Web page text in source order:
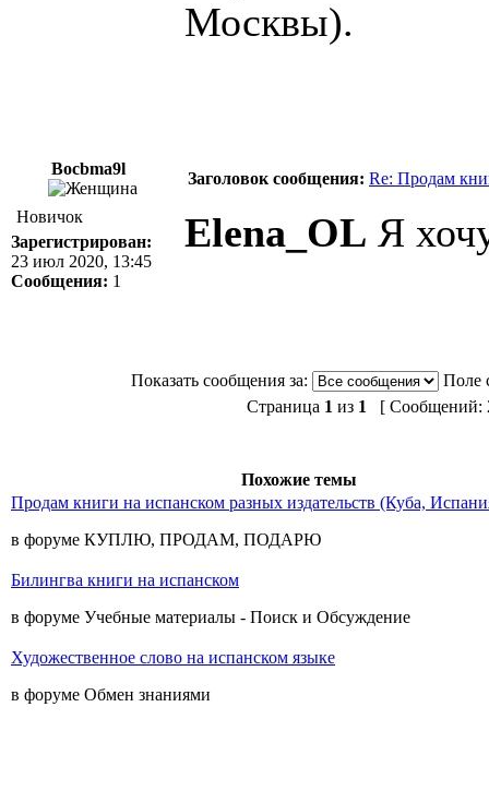
Москвы).
Bocbma9l
Заголовок сообщения: Re: Продам
Новичок
Зарегистрирован:
23 июл 2020, 13:45
Сообщения: 1
Elena_OL Я
Показать сообщения за:
Поле
Страница 1 из 1 [ Сообщений:
Похожие темы
Продам книги на испанском разных издательств (Куба,
в форуме КУПЛЮ, ПРОДАМ, ПОДАРЮ
Билингва книги на испанском
в форуме Учебные материалы - Поиск и Обсуждение
Художественное слово на испанском языке
в форуме Обмен знаниями